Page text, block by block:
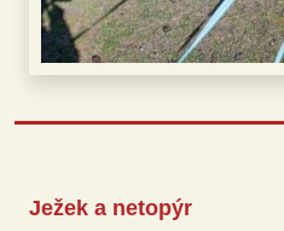
Ježek a netopýr